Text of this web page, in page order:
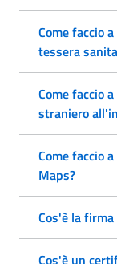
Come faccio
tessera
Come faccio
straniero
Come faccio
Maps?
Cos'è la
Cos'è un